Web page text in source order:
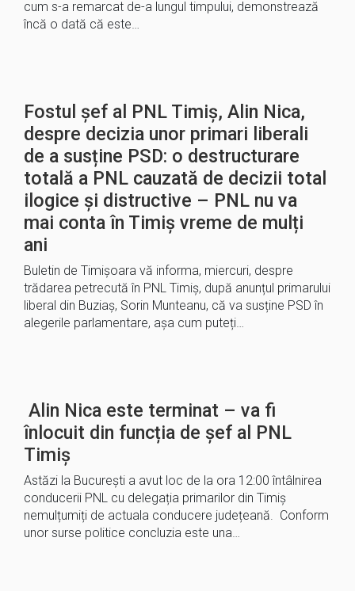
cum s-a remarcat de-a lungul timpului, demonstrează
încă o dată că este…
Fostul șef al PNL Timiș, Alin Nica,
despre decizia unor primari liberali
de a susține PSD: o destructurare
totală a PNL cauzată de decizii total
ilogice și distructive – PNL nu va
mai conta în Timiș vreme de mulți
ani
Buletin de Timișoara vă informa, miercuri, despre
trădarea petrecută în PNL Timiș, după anunțul primarului
liberal din Buziaș, Sorin Munteanu, că va susține PSD în
alegerile parlamentare, așa cum puteți…
Alin Nica este terminat – va fi
înlocuit din funcția de șef al PNL
Timiș
Astăzi la București a avut loc de la ora 12:00 întâlnirea
conducerii PNL cu delegația primarilor din Timiș
nemulțumiți de actuala conducere județeană. Conform
unor surse politice concluzia este una…